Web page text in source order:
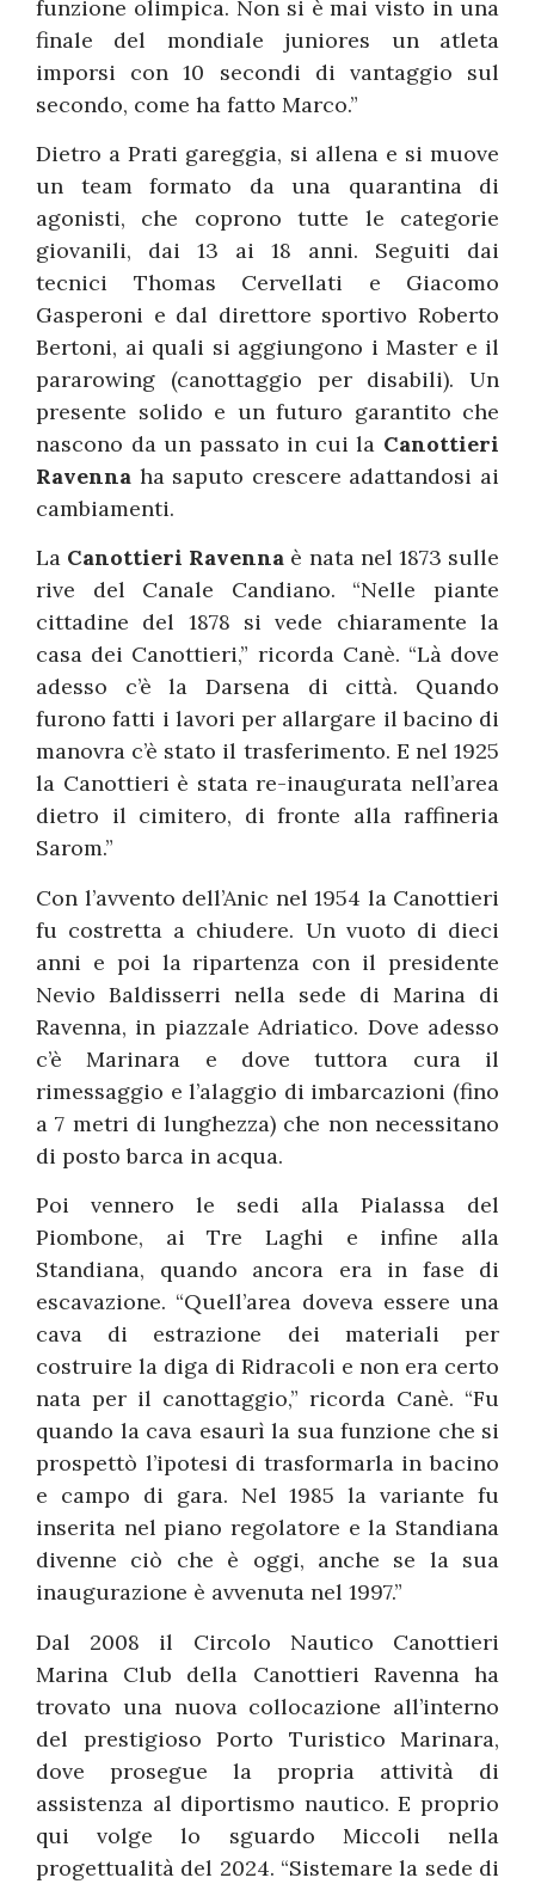
funzione olimpica. Non si è mai visto in una
finale del mondiale juniores un atleta
imporsi con 10 secondi di vantaggio sul
secondo, come ha fatto Marco.”
Dietro a Prati gareggia, si allena e si muove
un team formato da una quarantina di
agonisti, che coprono tutte le categorie
giovanili, dai 13 ai 18 anni. Seguiti dai
tecnici Thomas Cervellati e Giacomo
Gasperoni e dal direttore sportivo Roberto
Bertoni, ai quali si aggiungono i Master e il
pararowing (canottaggio per disabili). Un
presente solido e un futuro garantito che
nascono da un passato in cui la Canottieri
Ravenna ha saputo crescere adattandosi ai
cambiamenti.
La Canottieri Ravenna è nata nel 1873 sulle
rive del Canale Candiano. “Nelle piante
cittadine del 1878 si vede chiaramente la
casa dei Canottieri,” ricorda Canè. “Là dove
adesso c’è la Darsena di città. Quando
furono fatti i lavori per allargare il bacino di
manovra c’è stato il trasferimento. E nel 1925
la Canottieri è stata re-inaugurata nell’area
dietro il cimitero, di fronte alla raffineria
Sarom.”
Con l’avvento dell’Anic nel 1954 la Canottieri
fu costretta a chiudere. Un vuoto di dieci
anni e poi la ripartenza con il presidente
Nevio Baldisserri nella sede di Marina di
Ravenna, in piazzale Adriatico. Dove adesso
c’è Marinara e dove tuttora cura il
rimessaggio e l’alaggio di imbarcazioni (fino
a 7 metri di lunghezza) che non necessitano
di posto barca in acqua.
Poi vennero le sedi alla Pialassa del
Piombone, ai Tre Laghi e infine alla
Standiana, quando ancora era in fase di
escavazione. “Quell’area doveva essere una
cava di estrazione dei materiali per
costruire la diga di Ridracoli e non era certo
nata per il canottaggio,” ricorda Canè. “Fu
quando la cava esaurì la sua funzione che si
prospettò l’ipotesi di trasformarla in bacino
e campo di gara. Nel 1985 la variante fu
inserita nel piano regolatore e la Standiana
divenne ciò che è oggi, anche se la sua
inaugurazione è avvenuta nel 1997.”
Dal 2008 il Circolo Nautico Canottieri
Marina Club della Canottieri Ravenna ha
trovato una nuova collocazione all’interno
del prestigioso Porto Turistico Marinara,
dove prosegue la propria attività di
assistenza al diportismo nautico. E proprio
qui volge lo sguardo Miccoli nella
progettualità del 2024. “Sistemare la sede di